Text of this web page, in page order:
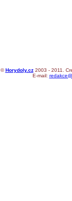
©Horydoly.cz2003 - 2011.
E-mail: